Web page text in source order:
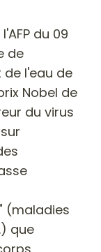
du 09
de
l'eau de
Nobel de
du virus
(maladies
que